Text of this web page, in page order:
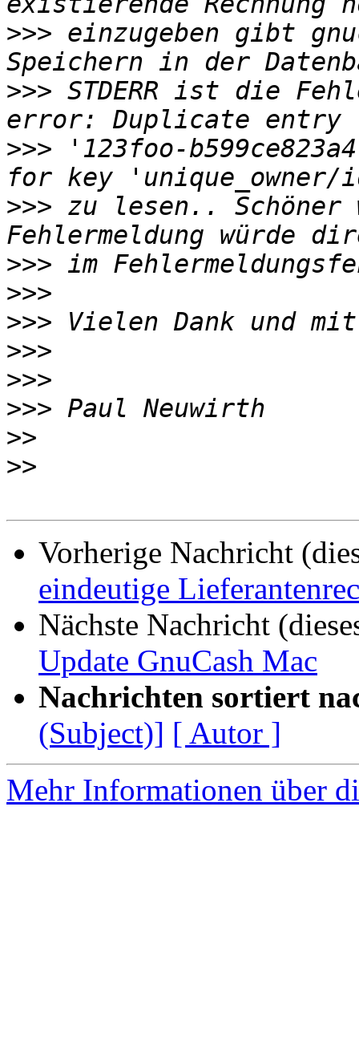
>>> einzugeben gibt
>>> STDERR ist die
>>> '123foo-
>>> zu lesen.. Schöner
>>>
>>>
>>>
>>>
>>>
>>>
>>
>>
Vorherige Nachricht
eindeutige
Nächste Nachricht
Update GnuCash Mac
Nachrichten sortiert
(Subject)] [ Autor ]
Mehr Informationen über